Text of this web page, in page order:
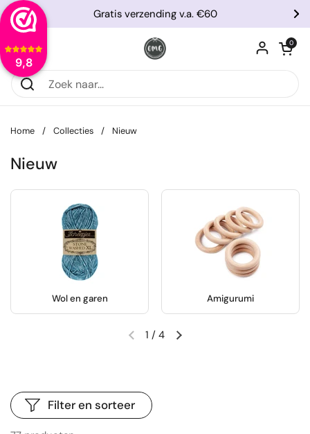
9,8
Ga naar content
Vorige
Gratis verzending v.a. €60
Menu openen
0
Home / Collecties / Nieuw
Nieuw
Wol en garen Amigurumi
Vorige diaVolgende dia
1 / 4
Filter en sorteer